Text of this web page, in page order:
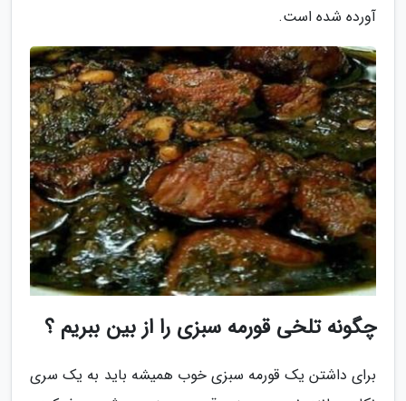
آورده شده است.
چگونه تلخی قورمه سبزی را از بین ببریم ؟
برای داشتن یک قورمه سبزی خوب همیشه باید به یک سری